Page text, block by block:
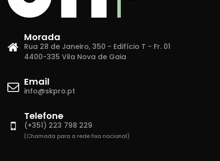
Morada
Rua 28 de Janeiro, 350 - Edifício T - Fr. 01
4400-335 Vila Nova de Gaia
Email
info@skpro.pt
Telefone
(+351) 223 798 229
(Chamada para a rede fixa nacional)